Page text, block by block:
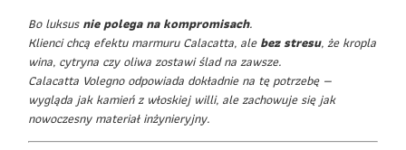
Bo luksusnie polega na kompromisach.
Klienci chcą efektu marmuru Calacatta, alebez stresu, że kropla
wina, cytryna czy oliwa zostawi ślad na zawsze.
Calacatta Volegno odpowiada dokładnie na tę potrzebę —
wygląda jak kamień z włoskiej willi, ale zachowuje się jak
nowoczesny materiał inżynieryjny.